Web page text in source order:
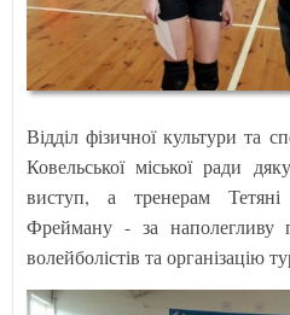
Відділ фізичної культури та
Ковельської міської ради
виступ, а тренерам
Фрейману - за
волейболістів та організацію